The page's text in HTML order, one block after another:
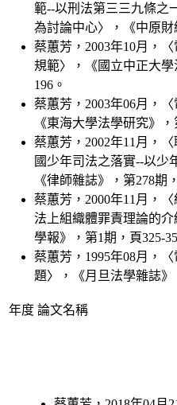
範--以刑法第三三九條之
為討論中心〉，《中原財
蔡蕙芳，2003年10月，
規範〉，《國立中正大
196。
蔡蕙芳，2003年06月，
《東海大學法學研究》，
蔡蕙芳，2002年11月，
國少年司法之落實--以少
《律師雜誌》，第278期
蔡蕙芳，2000年11月，
法上組織體罪責理論的
學報》，第1期，頁325-
蔡蕙芳，1995年08月，
題〉，《月旦法學雜誌》
年度 論文名稱